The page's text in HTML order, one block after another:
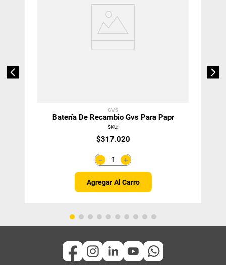
GVS
Batería De Recambio Gvs Para Papr
SKU:
$317.020
＋
－
Agregar Al Carro